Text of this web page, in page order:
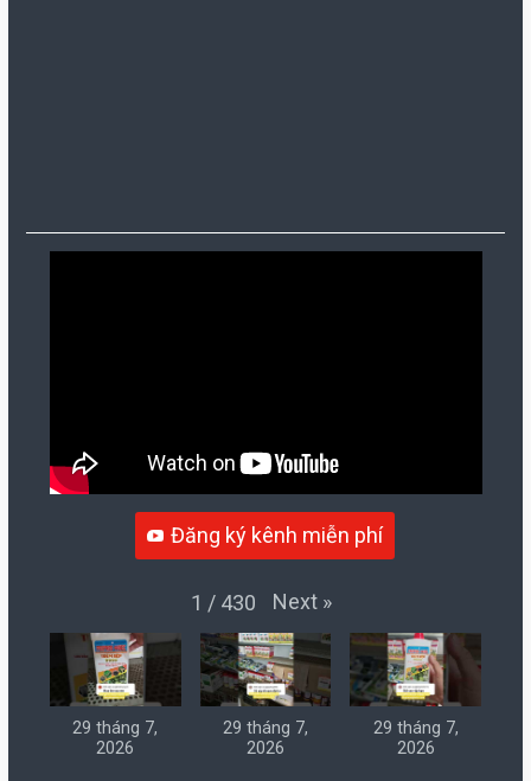
Đăng ký kênh miễn phí
1 / 430 Next »
29 tháng 7,
2026
29 tháng 7,
2026
29 tháng 7,
2026